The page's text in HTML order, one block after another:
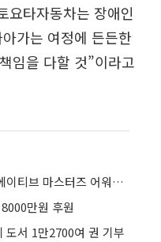
요타자동차는 장애인
가는 여정에 든든한
임을 다할 것”이라고
한국토요타자동차, ‘렉서스 크리에이티브 마스터즈 어워드 2026’ 공모
만원 후원
도서 1만2700여 권 기부